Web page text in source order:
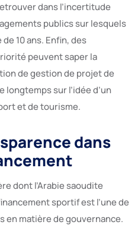
dans l’incertitude
publics sur lesquels
10 ans. Enfin, des
peuvent saper la
de gestion de projet de
longtemps sur l’idée d’un
et de tourisme.
dans
dont l’Arabie saoudite
sportif est l’une de
en matière de gouvernance.